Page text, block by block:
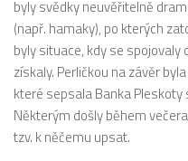
byly svědky neuvěřitelně
(např. hamaky), po kterých
byly situace, kdy se spojovaly
získaly. Perličkou na závěr
které sepsala Banka
Některým došly během
tzv. k něčemu upsat.